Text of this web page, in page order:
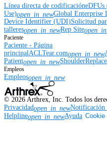
Línea directa de codificacióneDFUs
Use)open_in_newGlobal Enterprise
Device Identifier (UDI)Solicitud
talleresopen_in_newRep Site
Paciente
Paciente - Página
principalACLTear.comopen_in_new
Patientopen_in_new
Empleos
Empleosopen_in_new
© 2026 Arthrex, Inc. Todos los
Privacidadopen_in_newNotificación
Helplineopen_in_newAyuda Cookie